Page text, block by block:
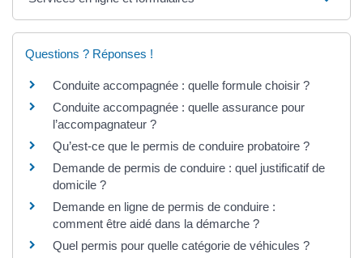
Questions ? Réponses !
Conduite accompagnée : quelle formule choisir ?
Conduite accompagnée : quelle assurance pour
l’accompagnateur ?
Qu’est-ce que le permis de conduire probatoire ?
Demande de permis de conduire : quel justificatif de
domicile ?
Demande en ligne de permis de conduire :
comment être aidé dans la démarche ?
Quel permis pour quelle catégorie de véhicules ?